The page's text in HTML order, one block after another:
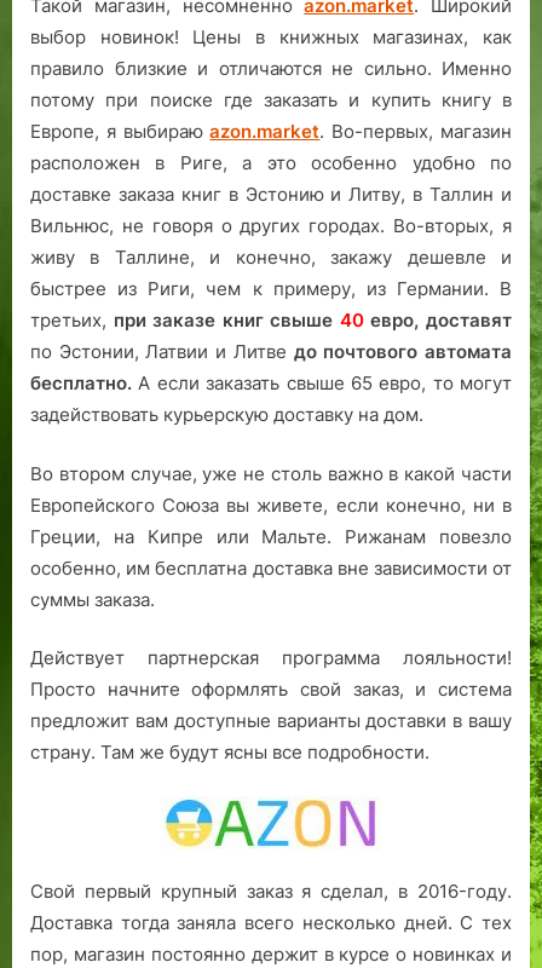
Такой магазин, несомненноazon.market. Широкий
выбор новинок! Цены в книжных магазинах, как
правило близкие и отличаются не сильно. Именно
потому при поиске где заказать и купить книгу в
Европе, я выбираюazon.market. Во-первых, магазин
расположен в Риге, а это особенно удобно по
доставке заказа книг в Эстонию и Литву, в Таллин и
Вильнюс, не говоря о других городах. Во-вторых, я
живу в Таллине, и конечно, закажу дешевле и
быстрее из Риги, чем к примеру, из Германии. В
третьих, при заказе книг свыше 40евро, доставят
по Эстонии, Латвии и Литве до почтового автомата
бесплатно. А если заказать свыше 65 евро, то могут
задействовать курьерскую доставку на дом.
Во втором случае, уже не столь важно в какой части
Европейского Союза вы живете, если конечно, ни в
Греции, на Кипре или Мальте. Рижанам повезло
особенно, им бесплатна доставка вне зависимости от
суммы заказа.
Действует партнерская программа лояльности!
Просто начните оформлять свой заказ, и система
предложит вам доступные варианты доставки в вашу
страну. Там же будут ясны все подробности.
Свой первый крупный заказ я сделал, в 2016-году.
Доставка тогда заняла всего несколько дней. С тех
пор, магазин постоянно держит в курсе о новинках и